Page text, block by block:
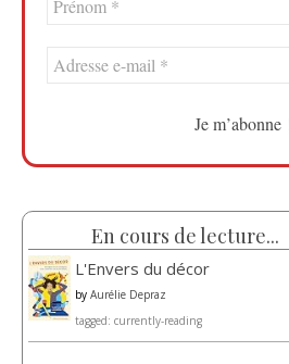
En cours de lecture...
L'Envers du décor
by Aurélie Depraz
tagged: currently-reading